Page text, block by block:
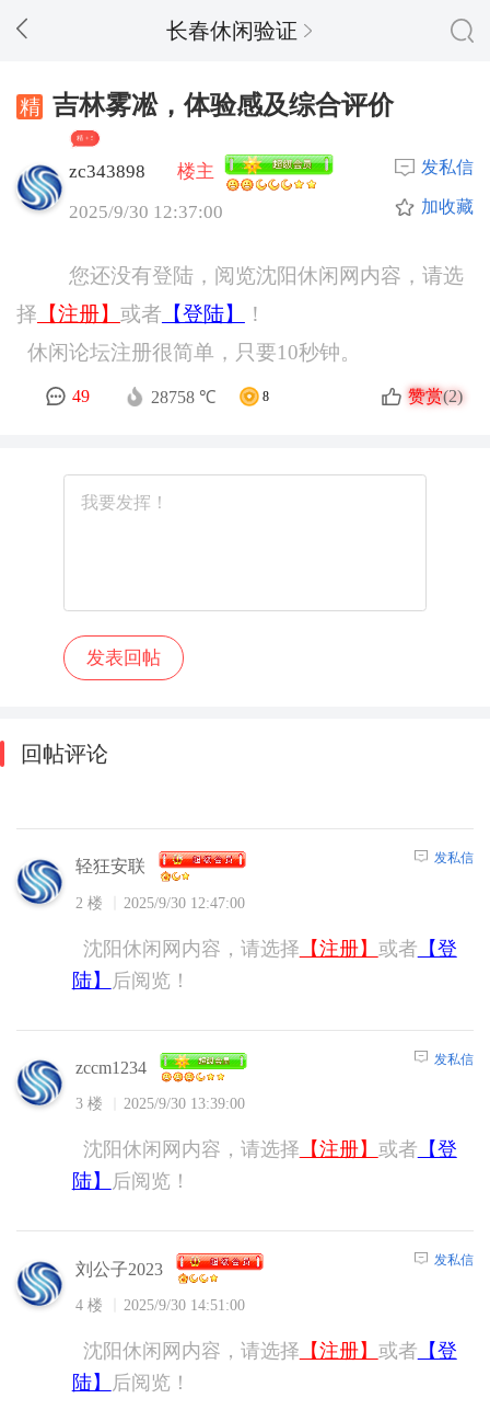
长春休闲验证
吉林雾凇，体验感及综合评价
精 + 5
zc343898
楼主
2025/9/30 12:37:00
发私信
加收藏
您还没有登陆，阅览沈阳休闲网内容，请选
择 【注册】 或者 【登陆】
！
休闲论坛注册很简单，只要10秒钟。
49 28758 ℃ 8 赞赏(2)
回帖评论
轻狂安联
2 楼 2025/9/30 12:47:00
发私信
沈阳休闲网内容，请选择 【注册】 或者 【登
陆】
后阅览！
zccm1234
3 楼 2025/9/30 13:39:00
发私信
沈阳休闲网内容，请选择 【注册】 或者 【登
陆】
后阅览！
刘公子2023
4 楼 2025/9/30 14:51:00
发私信
沈阳休闲网内容，请选择 【注册】 或者 【登
陆】
后阅览！